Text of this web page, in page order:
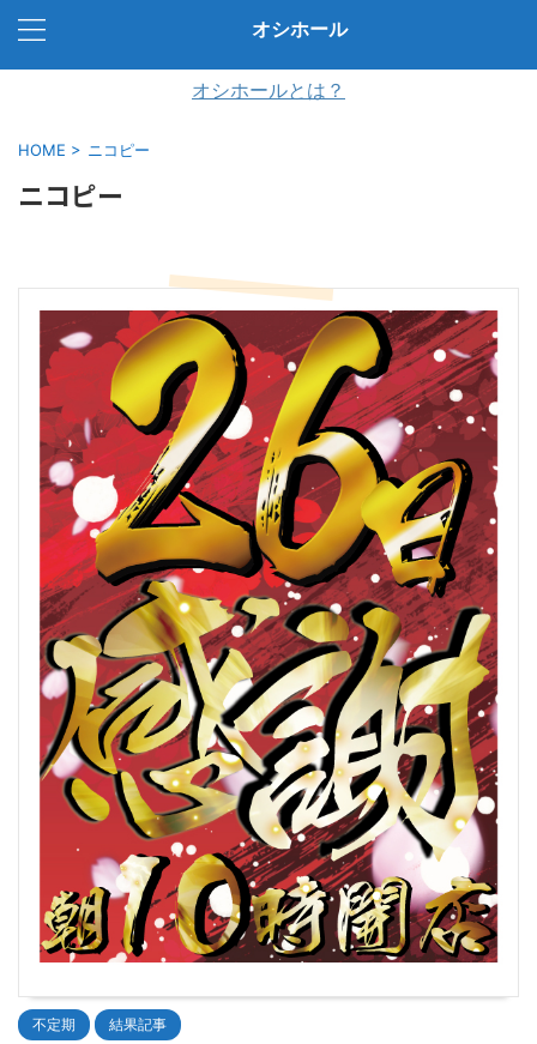
オシホール
オシホールとは？
HOME > ニコピー
ニコピー
不定期 結果記事